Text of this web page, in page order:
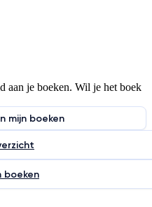
aan je boeken. Wil je het boek
mijn boeken
boeken